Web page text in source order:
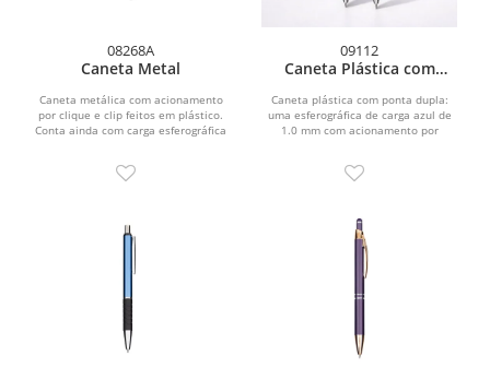
08268A
Caneta Metal
Caneta metálica com acionamento
por clique e clip feitos em plástico.
Conta ainda com carga esferográfica
09112
Caneta Plástica com
Caneta plástica com ponta dupla:
uma esferográfica de carga azul de
1.0 mm com acionamento por